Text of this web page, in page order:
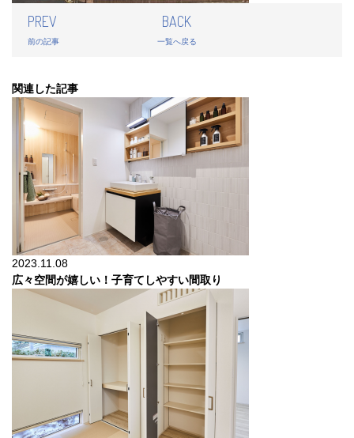
PREV
前の記事
BACK
一覧へ戻る
関連した記事
2023.11.08
広々空間が嬉しい！子育てしやすい間取り